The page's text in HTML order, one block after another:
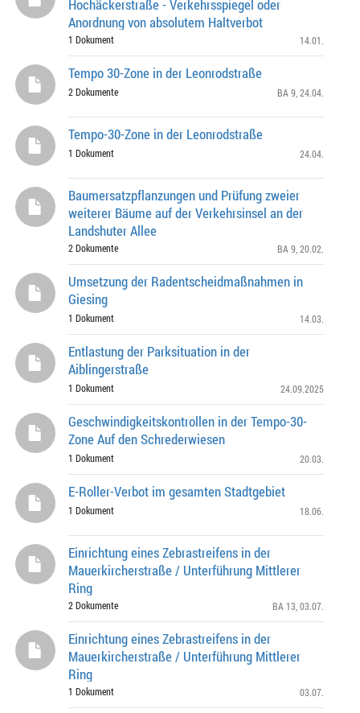
Hochäckerstraße - Verkehrsspiegel oder
Anordnung von absolutem Haltverbot
1 Dokument 14.01.
Tempo 30-Zone in der Leonrodstraße
2 Dokumente BA 9 , 24.04.
Tempo-30-Zone in der Leonrodstraße
1 Dokument 24.04.
Baumersatzpflanzungen und Prüfung zweier
weiterer Bäume auf der Verkehrsinsel an der
Landshuter Allee
2 Dokumente BA 9 , 20.02.
Umsetzung der Radentscheidmaßnahmen in
Giesing
1 Dokument 14.03.
Entlastung der Parksituation in der
Aiblingerstraße
1 Dokument 24.09.2025
Geschwindigkeitskontrollen in der Tempo-30-
Zone Auf den Schrederwiesen
1 Dokument 20.03.
E-Roller-Verbot im gesamten Stadtgebiet
1 Dokument 18.06.
Einrichtung eines Zebrastreifens in der
Mauerkircherstraße / Unterführung Mittlerer
Ring
2 Dokumente BA 13 , 03.07.
Einrichtung eines Zebrastreifens in der
Mauerkircherstraße / Unterführung Mittlerer
Ring
1 Dokument 03.07.